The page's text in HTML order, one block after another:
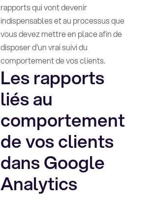
rapports qui vont devenir
indispensables et au processus que
vous devez mettre en place afin de
disposer d'un vrai suivi du
comportement de vos clients.
Les rapports
liés au
comportement
de vos clients
dans Google
Analytics